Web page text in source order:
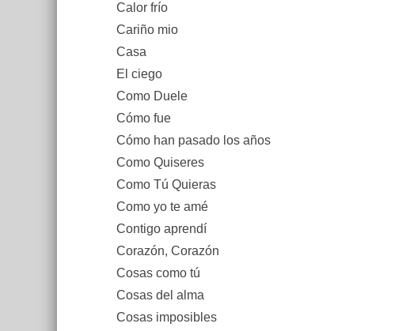
Calor frío
Cariño mio
Casa
El ciego
Como Duele
Cómo fue
Cómo han pasado los años
Como Quiseres
Como Tú Quieras
Como yo te amé
Contigo aprendí
Corazón, Corazón
Cosas como tú
Cosas del alma
Cosas imposibles